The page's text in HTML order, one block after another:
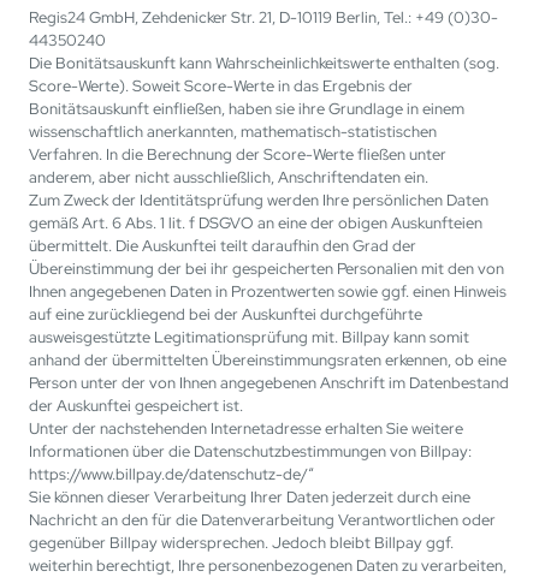
Regis24 GmbH, Zehdenicker Str. 21, D-10119 Berlin, Tel.: +49 (0)30-
44350240
Die Bonitätsauskunft kann Wahrscheinlichkeitswerte enthalten (sog.
Score-Werte). Soweit Score-Werte in das Ergebnis der
Bonitätsauskunft einfließen, haben sie ihre Grundlage in einem
wissenschaftlich anerkannten, mathematisch-statistischen
Verfahren. In die Berechnung der Score-Werte fließen unter
anderem, aber nicht ausschließlich, Anschriftendaten ein.
Zum Zweck der Identitätsprüfung werden Ihre persönlichen Daten
gemäß Art. 6 Abs. 1 lit. f DSGVO an eine der obigen Auskunfteien
übermittelt. Die Auskunftei teilt daraufhin den Grad der
Übereinstimmung der bei ihr gespeicherten Personalien mit den von
Ihnen angegebenen Daten in Prozentwerten sowie ggf. einen Hinweis
auf eine zurückliegend bei der Auskunftei durchgeführte
ausweisgestützte Legitimationsprüfung mit. Billpay kann somit
anhand der übermittelten Übereinstimmungsraten erkennen, ob eine
Person unter der von Ihnen angegebenen Anschrift im Datenbestand
der Auskunftei gespeichert ist.
Unter der nachstehenden Internetadresse erhalten Sie weitere
Informationen über die Datenschutzbestimmungen von Billpay:
https://www.billpay.de/datenschutz-de/“
Sie können dieser Verarbeitung Ihrer Daten jederzeit durch eine
Nachricht an den für die Datenverarbeitung Verantwortlichen oder
gegenüber Billpay widersprechen. Jedoch bleibt Billpay ggf.
weiterhin berechtigt, Ihre personenbezogenen Daten zu verarbeiten,